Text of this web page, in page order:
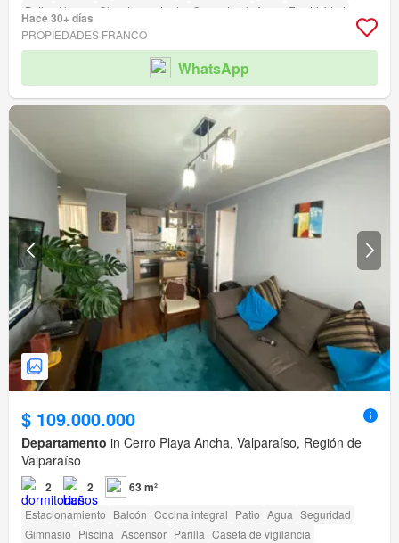
Patio
Alarma Closet empotrado Gas natural Agua
Electricidad
Sin amueblar Terraza amenity_wi_fi
Área para niños Ascensor Jardín Conserje Parilla
Acceso para personas con discapacidad
Hace 30+ días
PROPIEDADES FRANCO
WhatsApp
$ 109.000.000
Departamento in Cerro Playa Ancha, Valparaíso, Región de
Valparaíso
2 2 63 m²
Estacionamiento Balcón Cocina integral Patio Agua Seguridad
Gimnasio Piscina Ascensor Parilla Caseta de vigilancia